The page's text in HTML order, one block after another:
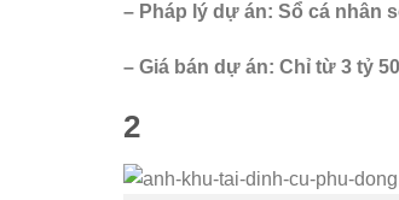
– Pháp lý dự án: Sổ cá nhân
– Giá bán dự án: Chỉ từ 3 tỷ
2